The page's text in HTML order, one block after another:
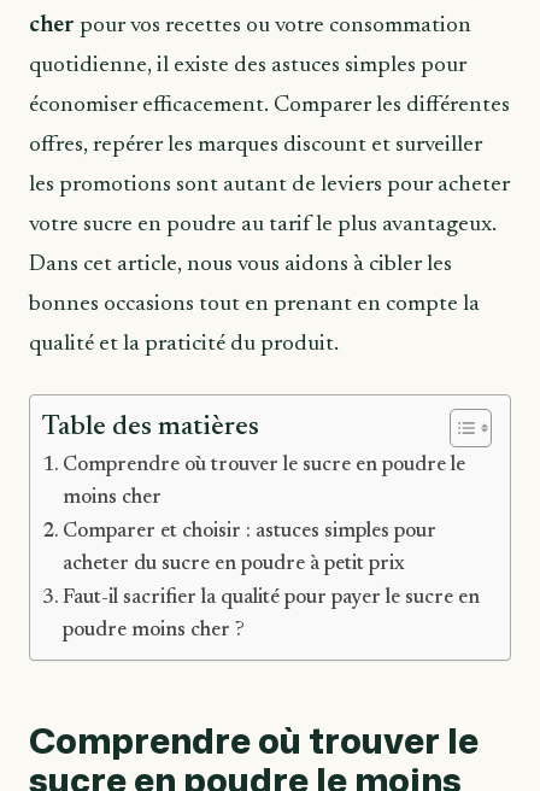
cher pour vos recettes ou votre consommation
quotidienne, il existe des astuces simples pour
économiser efficacement. Comparer les différentes
offres, repérer les marques discount et surveiller
les promotions sont autant de leviers pour acheter
votre sucre en poudre au tarif le plus avantageux.
Dans cet article, nous vous aidons à cibler les
bonnes occasions tout en prenant en compte la
qualité et la praticité du produit.
Table des matières
Comprendre où trouver le sucre en poudre le
moins cher
Comparer et choisir : astuces simples pour
acheter du sucre en poudre à petit prix
Faut-il sacrifier la qualité pour payer le sucre en
poudre moins cher ?
Comprendre où trouver le
sucre en poudre le moins